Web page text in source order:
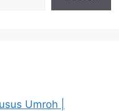
Umroh |